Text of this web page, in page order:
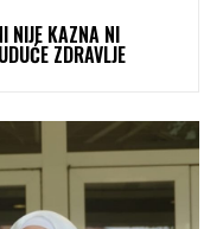
NIJE KAZNA NI
ZDRAVLJE